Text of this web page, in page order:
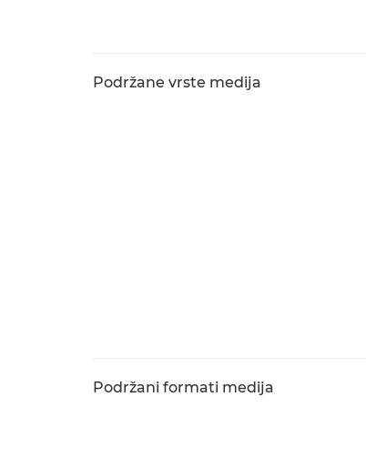
Podržane vrste medija
Podržani formati medija